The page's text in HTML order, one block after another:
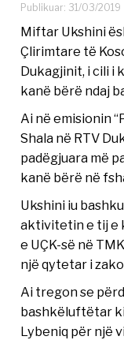
Publikuar: 31/03/
Miftar Ukshini
Çlirimtare të
Dukagjinit, i cili i
kanë bërë ndaj
Ai në emisionin
Shala në RTV
padëgjuara më
kanë bërë në
Ukshini iu
aktivitetin e tij e
e UÇK-së në
një qytetar i
Ai tregon se
bashkëluftëtar
Lybeniq për një